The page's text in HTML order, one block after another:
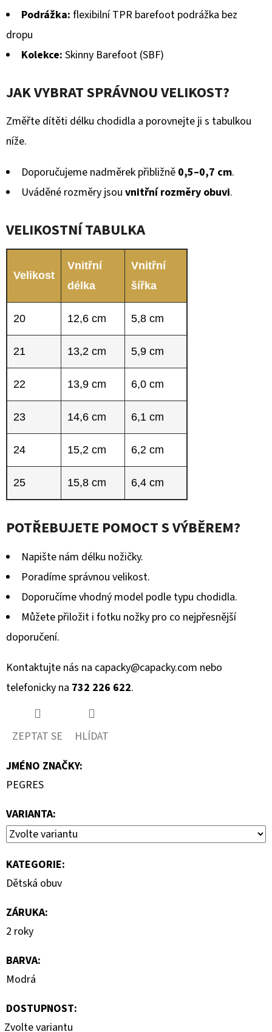
Podrážka: flexibilní TPR barefoot podrážka bez
dropu
Kolekce: Skinny Barefoot (SBF)
JAK VYBRAT SPRÁVNOU VELIKOST?
Změřte dítěti délku chodidla a porovnejte ji s tabulkou
níže.
Doporučujeme nadměrek přibližně 0,5–0,7 cm.
Uváděné rozměry jsou vnitřní rozměry obuvi.
VELIKOSTNÍ TABULKA
Velikost
Vnitřní
délka
Vnitřní
šířka
20 12,6 cm 5,8 cm
21 13,2 cm 5,9 cm
22 13,9 cm 6,0 cm
23 14,6 cm 6,1 cm
24 15,2 cm 6,2 cm
25 15,8 cm 6,4 cm
POTŘEBUJETE POMOCT S VÝBĚREM?
Napište nám délku nožičky.
Poradíme správnou velikost.
Doporučíme vhodný model podle typu chodidla.
Můžete přiložit i fotku nožky pro co nejpřesnější
doporučení.
Kontaktujte nás na capacky@capacky.com nebo
telefonicky na 732 226 622.
ZEPTAT SE
HLÍDAT
JMÉNO ZNAČKY:
PEGRES
VARIANTA:
KATEGORIE:
Dětská obuv
ZÁRUKA:
2 roky
BARVA:
Modrá
DOSTUPNOST:
Zvolte variantu